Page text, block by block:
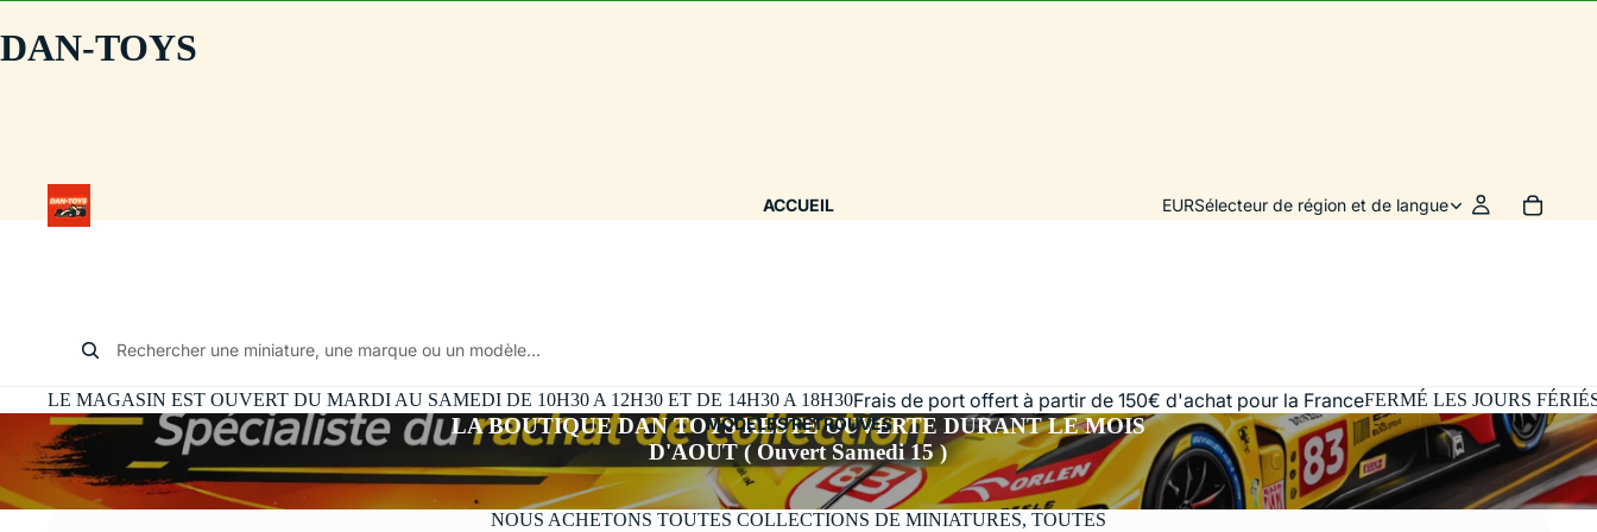
DAN-TOYS
ACCUEIL
MODÈLES RETROUVÉS
EURSélecteur de région et de langue
Rechercher une miniature, une marque ou un modèle...
LE MAGASIN EST OUVERT DU MARDI AU SAMEDI DE 10H30 A 12H30 ET DE 14H30 A 18H30Frais de port offert à partir de 150€ d'achat pour la FranceFERMÉ LES JOURS
LA BOUTIQUE DAN TOYS RESTE OUVERTE DURANT LE MOIS
D'AOUT ( Ouvert Samedi 15 )
NOUS ACHETONS TOUTES COLLECTIONS DE MINIATURES, TOUTES